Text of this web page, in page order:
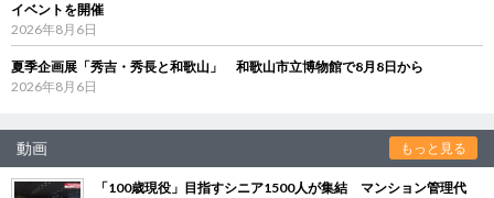
イベントを開催
2026年8月6日
夏季企画展「秀吉・秀長と和歌山」 和歌山市立博物館で8月8日から
2026年8月6日
動画 もっと見る
「100歳現役」目指すシニア1500人が集結 マンション管理代